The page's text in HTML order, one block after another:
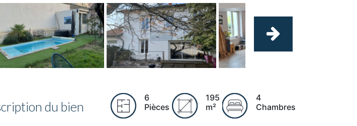
du bien
6
Pièces
195
m²
4
Chambres